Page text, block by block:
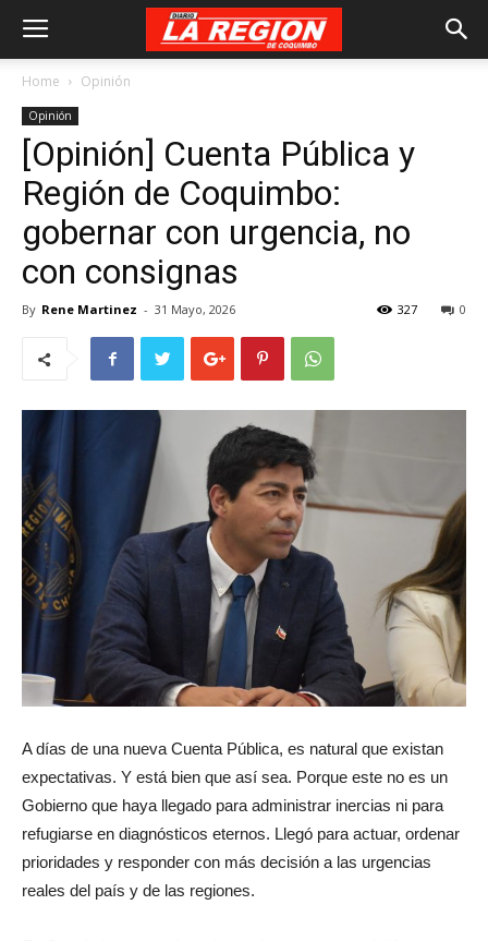
Home Opinión
Opinión
[Opinión] Cuenta Pública y
Región de Coquimbo:
gobernar con urgencia, no
con consignas
By Rene Martinez - 31 Mayo, 2026 0
327
A días de una nueva Cuenta Pública, es natural que existan
expectativas. Y está bien que así sea. Porque este no es un
Gobierno que haya llegado para administrar inercias ni para
refugiarse en diagnósticos eternos. Llegó para actuar, ordenar
prioridades y responder con más decisión a las urgencias
reales del país y de las regiones.